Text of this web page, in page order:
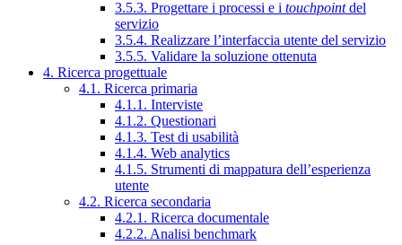
3.5.3. Progettare i processi e i touchpointdel
servizio
3.5.4. Realizzare l’interfaccia utente del servizio
3.5.5. Validare la soluzione ottenuta
4. Ricerca progettuale
4.1. Ricerca primaria
4.1.1. Interviste
4.1.2. Questionari
4.1.3. Test di usabilità
4.1.4. Web analytics
4.1.5. Strumenti di mappatura dell’esperienza
utente
4.2. Ricerca secondaria
4.2.1. Ricerca documentale
4.2.2. Analisi benchmark